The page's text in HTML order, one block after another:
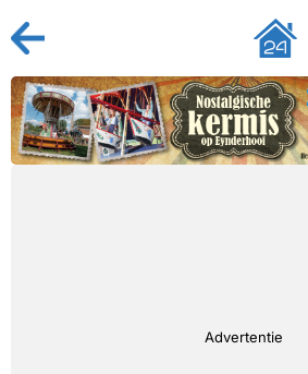
Advertentie